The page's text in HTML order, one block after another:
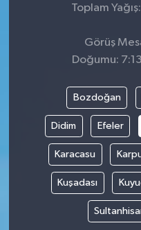
Toplam
Görüş
Doğumu:
Bozdoğan
Didim Efeler
Karacasu
Kuşadası